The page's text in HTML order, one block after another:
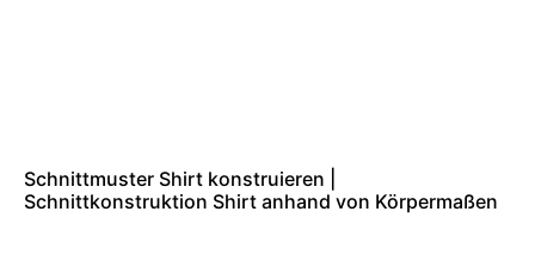
Schnittmuster Shirt konstruieren |
Schnittkonstruktion Shirt anhand von Körpermaßen